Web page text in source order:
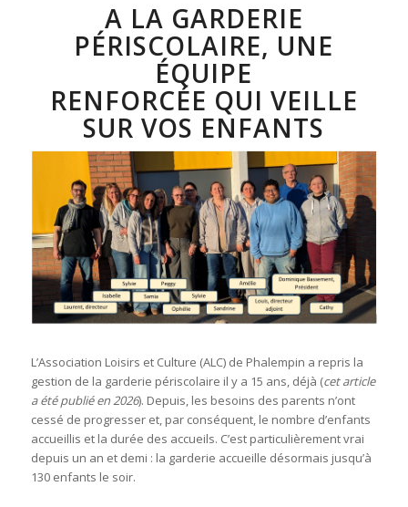
A LA GARDERIE
PÉRISCOLAIRE, UNE
ÉQUIPE
RENFORCÉE QUI VEILLE
SUR VOS ENFANTS
L’Association Loisirs et Culture (ALC) de Phalempin a repris la
gestion de la garderie périscolaire il y a 15 ans, déjà (cet article
a été publié en 2026). Depuis, les besoins des parents n’ont
cessé de progresser et, par conséquent, le nombre d’enfants
accueillis et la durée des accueils. C’est particulièrement vrai
depuis un an et demi : la garderie accueille désormais jusqu’à
130 enfants le soir.